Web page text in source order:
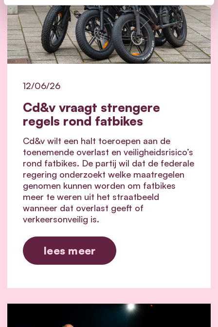
Cd&v vraagt strengere
regels rond fatbikes
12/06/26
Cd&v wilt een halt toeroepen aan de
toenemende overlast en veiligheidsrisico’s
rond fatbikes. De partij wil dat de federale
regering onderzoekt welke maatregelen
genomen kunnen worden om fatbikes
meer te weren uit het straatbeeld
wanneer dat overlast geeft of
verkeersonveilig is.
lees meer